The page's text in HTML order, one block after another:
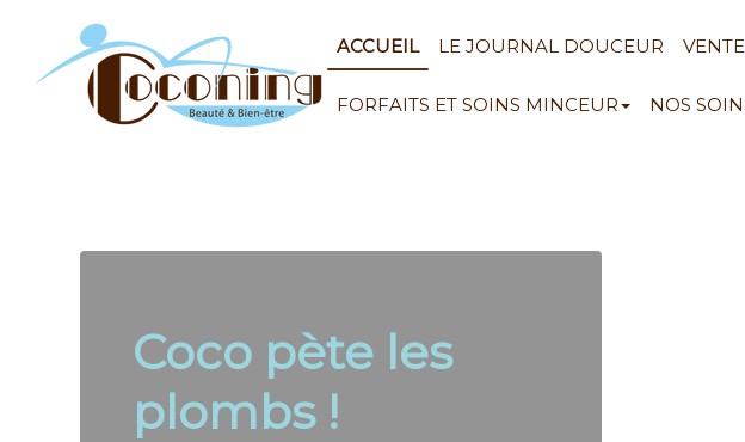
Coco pète les
plombs !
ACCUEIL LE JOURNAL DOUCEUR
FORFAITS ET SOINS MINCEUR NOS